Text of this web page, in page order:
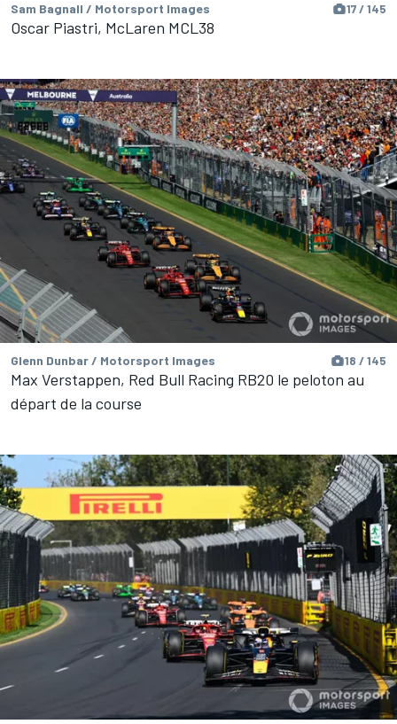
Sam Bagnall / Motorsport Images 17 / 145
Oscar Piastri, McLaren MCL38
Glenn Dunbar / Motorsport Images 18 / 145
Max Verstappen, Red Bull Racing RB20 le peloton au
départ de la course